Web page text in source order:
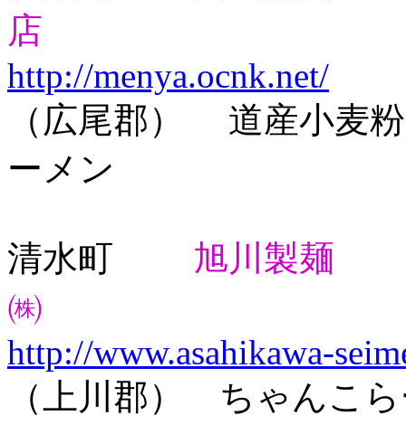
店
http://menya.ocnk.net/
（広尾郡） 道産小麦
ーメン
清水町 旭川製麺
㈱
http://www.asahikawa-
（上川郡） ちゃんこ